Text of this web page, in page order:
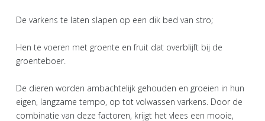
De varkens te laten slapen op een dik bed van stro;
Hen te voeren met groente en fruit dat overblijft bij de
groenteboer.
De dieren worden ambachtelijk gehouden en groeien in hun
eigen, langzame tempo, op tot volwassen varkens. Door de
combinatie van deze factoren, krijgt het vlees een mooie,